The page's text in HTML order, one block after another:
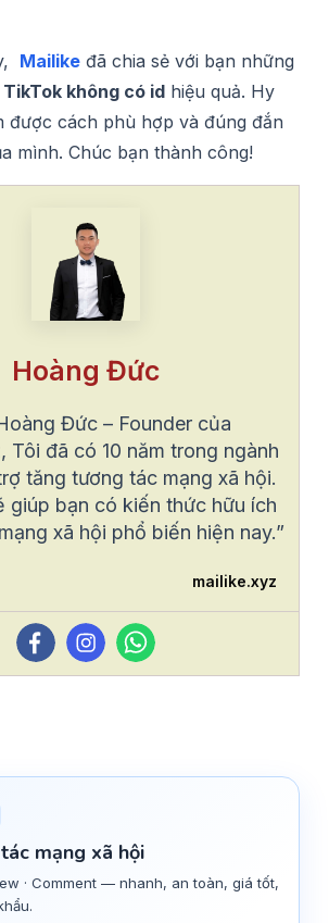
Mailike đã chia sẻ với bạn những
không có id hiệu quả. Hy
được cách phù hợp và đúng đắn
mình. Chúc bạn thành công!
Hoàng Đức
Đức – Founder của
Tôi đã có 10 năm trong ngành
tăng tương tác mạng xã hội.
giúp bạn có kiến thức hữu ích
xã hội phổ biến hiện nay.”
mailike.xyz
mạng xã hội
· Comment — nhanh, an toàn, giá tốt,